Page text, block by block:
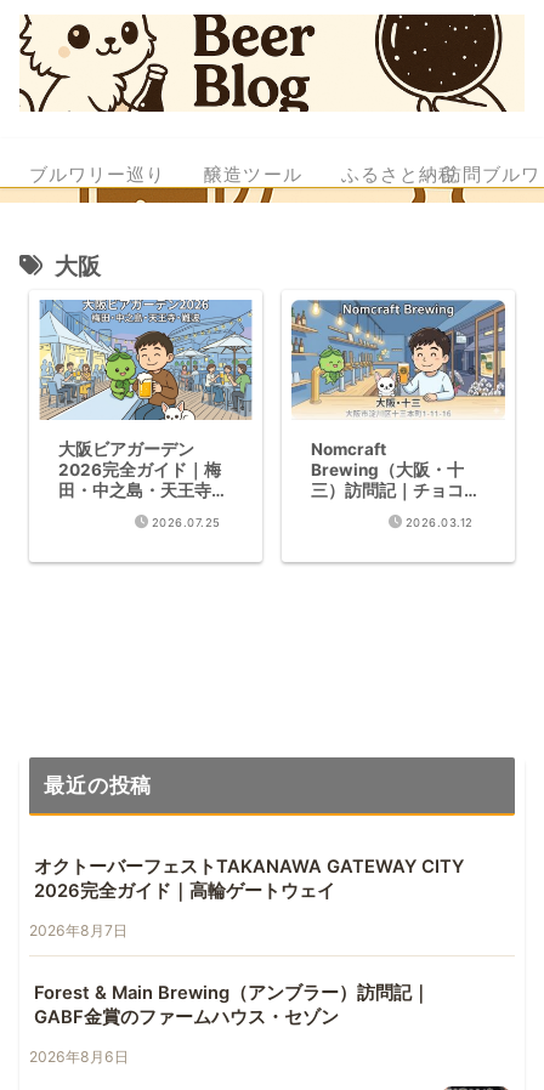
ブルワリー巡り 醸造ツール ふるさと納税訪問ブル
大阪
大阪ビアガーデン
2026完全ガイド｜梅
田・中之島・天王寺・
難波エリア別5選
2026.07.25
Nomcraft
Brewing（大阪・十
三）訪問記｜チョコミ
ントスタウトに衝撃
2026.03.12
最近の投稿
オクトーバーフェストTAKANAWA GATEWAY CITY
2026完全ガイド｜高輪ゲートウェイ
2026年8月7日
Forest & Main Brewing（アンブラー）訪問記｜
GABF金賞のファームハウス・セゾン
2026年8月6日